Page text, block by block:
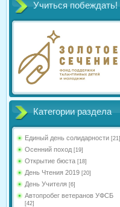
Учиться побеждать!
Категории раздела
Единый день солидарности [21]
Осенний поход [19]
Открытие бюста [18]
День Чтения 2019 [20]
День Учителя [6]
Автопробег ветеранов УФСБ
[42]